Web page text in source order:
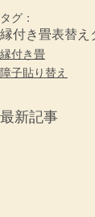
タグ：
縁付き畳表替え
縁付き畳
障子貼り替え
最新記事